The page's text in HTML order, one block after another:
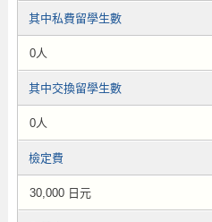
其中私費留學生數
0人
其中交換留學生數
0人
檢定費
30,000 日元